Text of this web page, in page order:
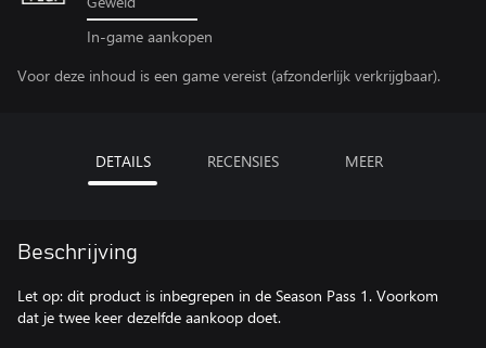
In-game aankopen
Voor deze inhoud is een game vereist (afzonderlijk verkrijgbaar).
DETAILS RECENSIES MEER
Beschrijving
Let op: dit product is inbegrepen in de Season Pass 1. Voorkom
dat je twee keer dezelfde aankoop doet.